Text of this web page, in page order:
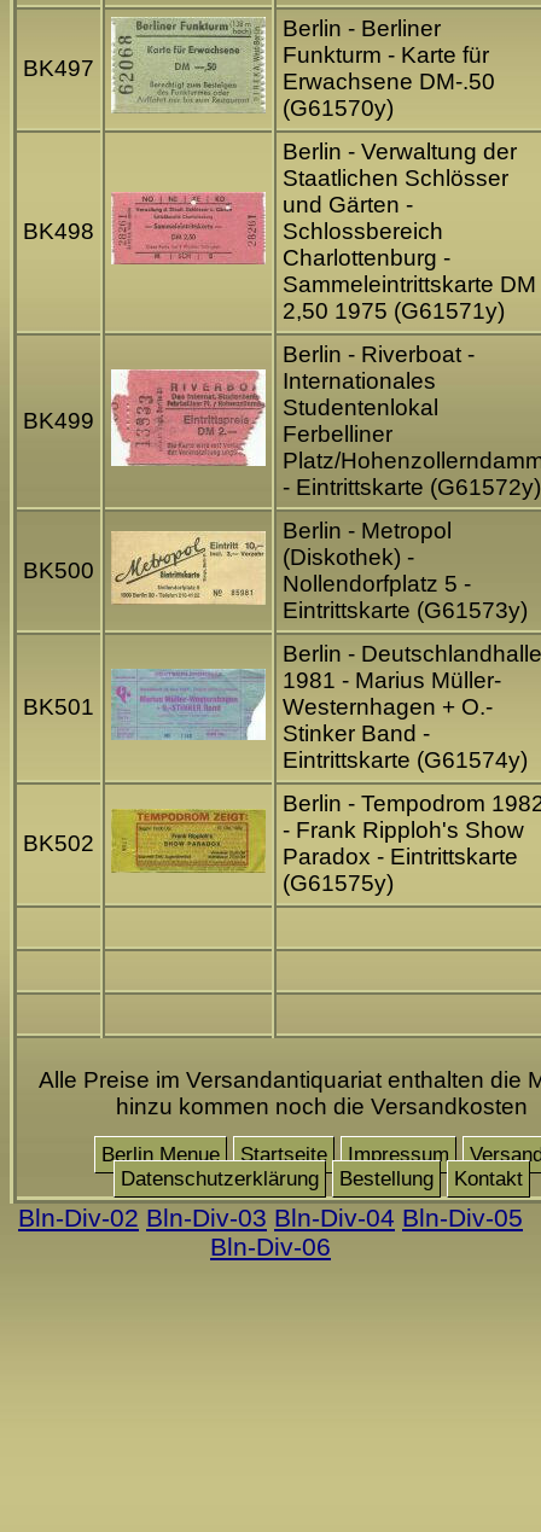
BK497
Berlin - Berliner
Funkturm - Karte für
Erwachsene DM-.50
(G61570y)
BK498
Berlin - Verwaltung der
Staatlichen Schlösser
und Gärten -
Schlossbereich
Charlottenburg -
Sammeleintrittskarte DM
2,50 1975 (G61571y)
BK499
Berlin - Riverboat -
Internationales
Studentenlokal
Ferbelliner
Platz/
- Eintrittskarte (G61572y)
BK500
Berlin - Metropol
(Diskothek) -
Nollendorfplatz 5 -
Eintrittskarte (G61573y)
BK501
Berlin - Deutschlandhalle
1981 - Marius Müller-
Westernhagen + O.-
Stinker Band -
Eintrittskarte (G61574y)
BK502
Berlin - Tempodrom
- Frank Ripploh's Show
Paradox - Eintrittskarte
(G61575y)
Alle Preise im Versandantiquariat enthalten die
hinzu kommen noch die Versandkosten
Berlin Menue Startseite Impressum
Datenschutzerklärung
Bestellung Kontakt
Bln-Div-02 Bln-Div-03 Bln-Div-04 Bln-Div-05
Bln-Div-06